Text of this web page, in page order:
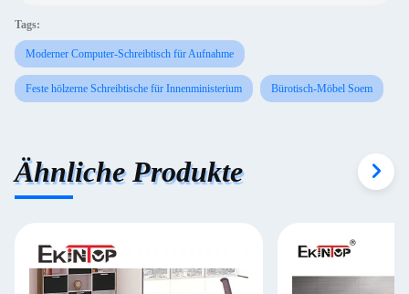
Tags:
Moderner Computer-Schreibtisch für Aufnahme
Feste hölzerne Schreibtische für Innenministerium Bürotisch-Möbel Soem
Ähnliche Produkte